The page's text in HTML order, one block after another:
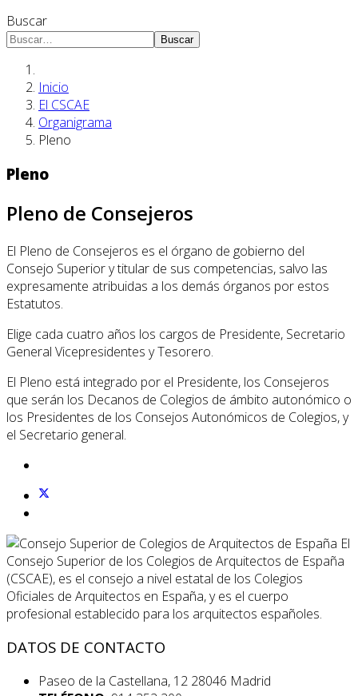
Buscar
Buscar
Inicio
El CSCAE
Organigrama
Pleno
Pleno
Pleno de Consejeros
El Pleno de Consejeros es el órgano de gobierno del
Consejo Superior y titular de sus competencias, salvo las
expresamente atribuidas a los demás órganos por estos
Estatutos.
Elige cada cuatro años los cargos de Presidente, Secretario
General Vicepresidentes y Tesorero.
El Pleno está integrado por el Presidente, los Consejeros
que serán los Decanos de Colegios de ámbito autonómico o
los Presidentes de los Consejos Autonómicos de Colegios, y
el Secretario general.
El
Consejo Superior de los Colegios de Arquitectos de España
(CSCAE), es el consejo a nivel estatal de los Colegios
Oficiales de Arquitectos en España, y es el cuerpo
profesional establecido para los arquitectos españoles.
DATOS DE CONTACTO
Paseo de la Castellana, 12 28046 Madrid